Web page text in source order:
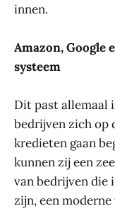
innen.
Amazon, Google
systeem
Dit past allemaal
bedrijven zich op
kredieten gaan
kunnen zij een
van bedrijven die
zijn, een